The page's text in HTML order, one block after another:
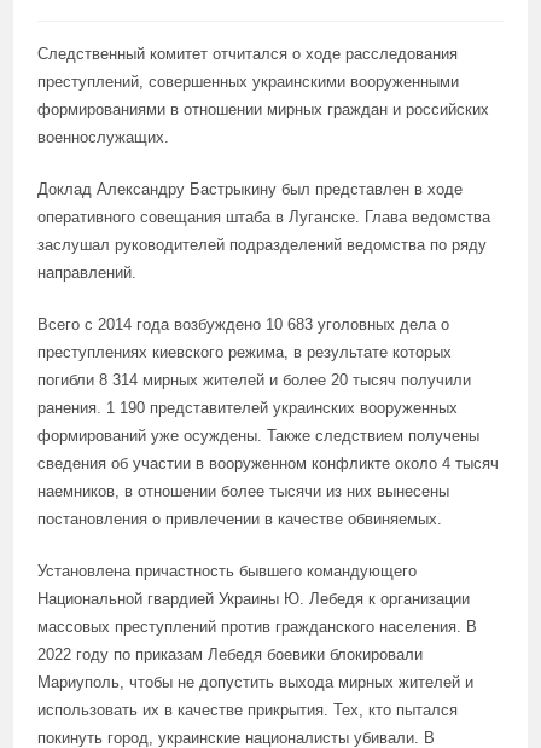
Следственный комитет отчитался о ходе расследования
преступлений, совершенных украинскими вооруженными
формированиями в отношении мирных граждан и российских
военнослужащих.
Доклад Александру Бастрыкину был представлен в ходе
оперативного совещания штаба в Луганске. Глава ведомства
заслушал руководителей подразделений ведомства по ряду
направлений.
Всего с 2014 года возбуждено 10 683 уголовных дела о
преступлениях киевского режима, в результате которых
погибли 8 314 мирных жителей и более 20 тысяч получили
ранения. 1 190 представителей украинских вооруженных
формирований уже осуждены. Также следствием получены
сведения об участии в вооруженном конфликте около 4 тысяч
наемников, в отношении более тысячи из них вынесены
постановления о привлечении в качестве обвиняемых.
Установлена причастность бывшего командующего
Национальной гвардией Украины Ю. Лебедя к организации
массовых преступлений против гражданского населения. В
2022 году по приказам Лебедя боевики блокировали
Мариуполь, чтобы не допустить выхода мирных жителей и
использовать их в качестве прикрытия. Тех, кто пытался
покинуть город, украинские националисты убивали. В